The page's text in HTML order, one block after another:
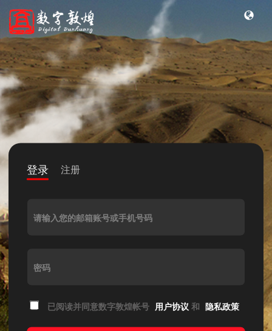
登录 注册
请输入您的邮箱账号或手机号码
密码
已阅读并同意数字敦煌帐号 用户协议 和 隐私政策